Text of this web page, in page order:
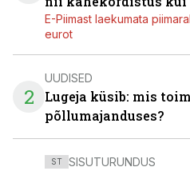
E-Piimast laekumata
eurot
2
UUDISED
Lugeja küsib: mis
põllumajanduses?
ST SISUTURUNDUS